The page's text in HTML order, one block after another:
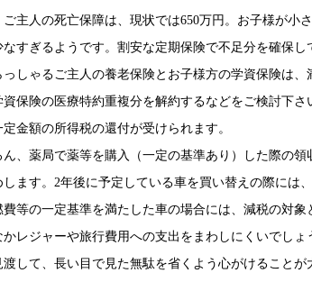
主人の死亡保障は、現状では650万円。お子様が小
すぎるようです。割安な定期保険で不足分を確保
しゃるご主人の養老保険とお子様方の学資保険は
保険の医療特約重複分を解約するなどをご検討下
金額の所得税の還付が受けられます。
、薬局で薬等を購入（一定の基準あり）した際の
ます。2年後に予定している車を買い替えの際には
等の一定基準を満たした車の場合には、減税の対
レジャーや旅行費用への支出をまわしにくいでし
して、長い目で見た無駄を省くよう心がけること